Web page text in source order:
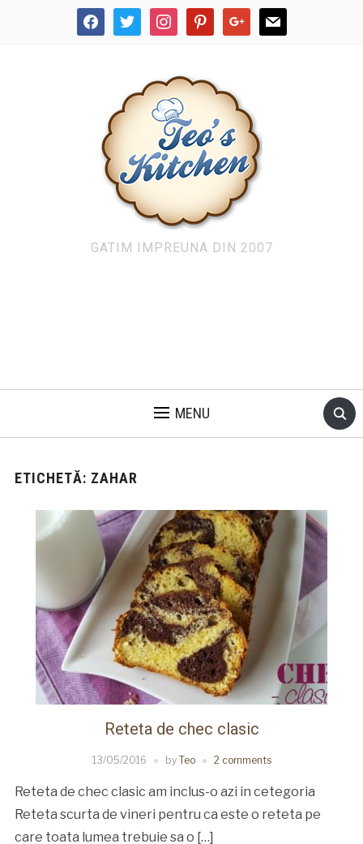
facebooktwitter instagrampinterestgoogle mail
GATIM IMPREUNA DIN 2007
MENU
ETICHETĂ: ZAHAR
Reteta de chec clasic
13/05/2016 by Teo 2 comments
Reteta de chec clasic am inclus-o azi in cetegoria
Reteta scurta de vineri pentru ca este o reteta pe
care toata lumea trebuie sa o […]